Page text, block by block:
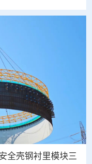
全壳钢衬里模块三